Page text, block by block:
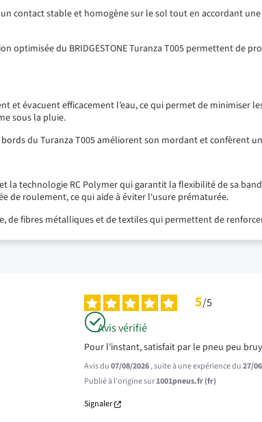
contact stable et homogène sur le sol tout en accordant une
optimisée du BRIDGESTONE Turanza T005 permettent
et évacuent efficacement l’eau, ce qui permet de minimiser
sous la pluie.
du Turanza T005 améliorent son mordant et confèrent
la technologie RC Polymer qui garantit la flexibilité de sa
de roulement, ce qui aide à éviter l'usure prématurée.
de fibres métalliques et de textiles qui permettent de
5/5
Avis vérifié
Pour l’instant, satisfait par le pneu peu
Avis du07/08/2026, suite à une expérience du27/
Publié à l'origine sur1001pneus.fr (fr)
Signaler